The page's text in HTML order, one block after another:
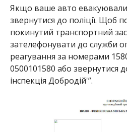
Якщо ваше авто
звернутися до поліції. Щоб
покинутий транспортний
зателефонувати до служби
реагування за номерами
0500101580 або звернутися
інспекція Добродій'”.